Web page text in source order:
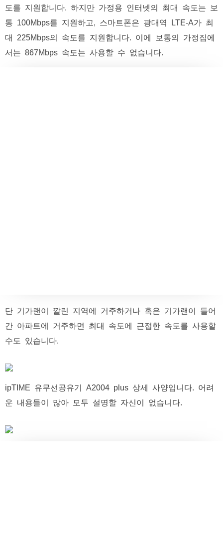
도를 지원합니다. 하지만 가정용 인터넷의 최대 속도는 보
통 100Mbps를 지원하고, 스마트폰은 광대역 LTE-A가 최
대 225Mbps의 속도를 지원합니다. 이에 보통의 가정집에
서는 867Mbps 속도는 사용할 수 없습니다.
단 기가랜이 깔린 지역에 거주하거나 혹은 기가랜이 들어
간 아파트에 거주하면 최대 속도에 근접한 속도를 사용할
수도 있습니다.
ipTIME 유무선공유기 A2004 plus 상세 사양입니다. 어려
운 내용들이 많아 모두 설명할 자신이 없습니다.